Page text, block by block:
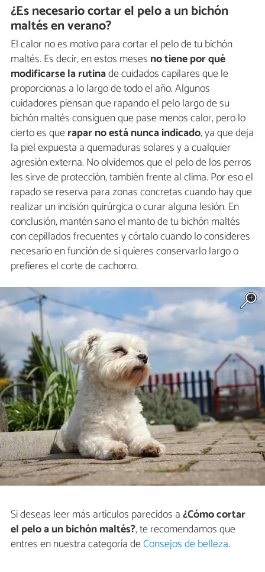
¿Es necesario cortar el pelo a un bichón
maltés en verano?
El calor no es motivo para cortar el pelo de tu bichón
maltés. Es decir, en estos meses no tiene por qué
modificarse la rutinade cuidados capilares que le
proporcionas a lo largo de todo el año. Algunos
cuidadores piensan que rapando el pelo largo de su
bichón maltés consiguen que pase menos calor, pero lo
cierto es querapar no está nunca indicado, ya que deja
la piel expuesta a quemaduras solares y a cualquier
agresión externa. No olvidemos que el pelo de los perros
les sirve de protección, también frente al clima. Por eso el
rapado se reserva para zonas concretas cuando hay que
realizar un incisión quirúrgica o curar alguna lesión. En
conclusión, mantén sano el manto de tu bichón maltés
con cepillados frecuentes y córtalo cuando lo consideres
necesario en función de si quieres conservarlo largo o
prefieres el corte de cachorro.
Si deseas leer más artículos parecidos a¿Cómo cortar
el pelo a un bichón maltés?, te recomendamos que
entres en nuestra categoría deConsejos de belleza.